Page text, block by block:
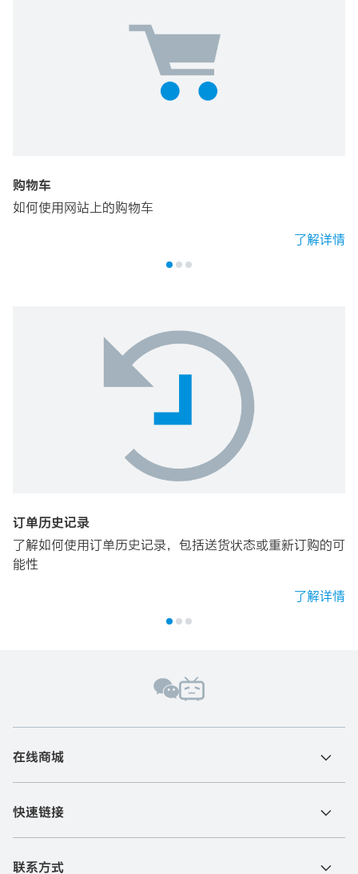
购物车
如何使用网站上的购物车
了解详情
订单历史记录
了解如何使用订单历史记录，包括送货状态或重新订购的可
能性
了解详情
在线商城
快速链接
联系方式